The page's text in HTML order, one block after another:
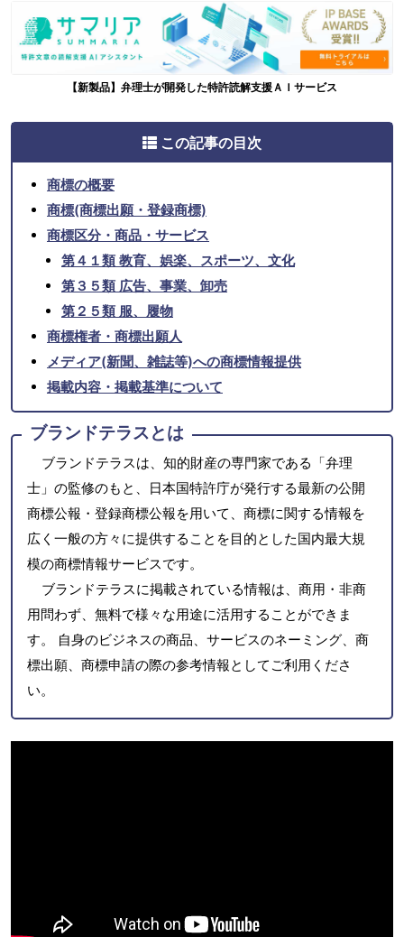
【新製品】弁理士が開発した特許読解支援ＡＩサービス
この記事の目次
商標の概要
商標(商標出願・登録商標)
商標区分・商品・サービス
第４１類 教育、娯楽、スポーツ、文化
第３５類 広告、事業、卸売
第２５類 服、履物
商標権者・商標出願人
メディア(新聞、雑誌等)への商標情報提供
掲載内容・掲載基準について
ブランドテラスとは
ブランドテラスは、知的財産の専門家である「弁理
士」の監修のもと、日本国特許庁が発行する最新の公開
商標公報・登録商標公報を用いて、商標に関する情報を
広く一般の方々に提供することを目的とした国内最大規
模の商標情報サービスです。
ブランドテラスに掲載されている情報は、商用・非商
用問わず、無料で様々な用途に活用することができま
す。 自身のビジネスの商品、サービスのネーミング、商
標出願、商標申請の際の参考情報としてご利用くださ
い。